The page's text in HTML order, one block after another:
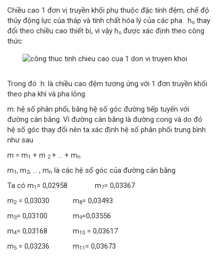
Chiều cao 1 đơn vị truyền khối phụ thuộc đặc tính đệm, chế độ
thủy động lực của tháp và tính chất hóa lý của các pha. ho thay
đổi theo chiều cao thiết bị, vì vậy ho được xác định theo công
thức:
Trong đó h: là chiều cao đệm tương ứng với 1 đơn truyền khối
theo pha khí và pha lỏng.
m: hệ số phân phối, bằng hệ số góc đường tiếp tuyến với
đường cân bằng. Vì đường cân bằng là đường cong và do đó
hệ số góc thay đổi nên ta xác định hệ số phân phối trung bình
như sau
m = m1 + m 2+ … + mn
m1 , m2, … , mn là các hệ số góc của đường cân bằng
Ta có m1 = 0,02958 m7= 0,03367
m2 = 0,03030 m8= 0,03493
m3= 0,03100 m9=0,03556
m4= 0,03168 m10 = 0,03617
m5 = 0,03236 m11 = 0,03673